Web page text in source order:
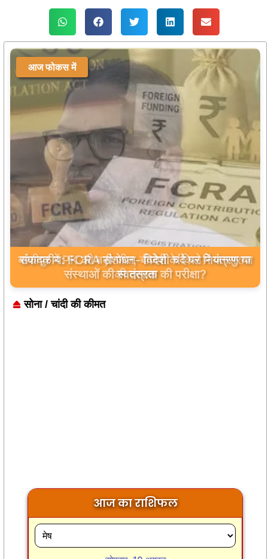
आज फोकस में
बांकीपुर में PK की बड़ी जीत, बीजेपी के किले में जनसुराज
की दस्तक
सोना / चांदी की कीमत
आज का राशिफल